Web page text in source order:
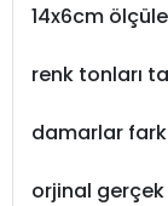
14x6cm
renk tonları
damarlar
orjinal